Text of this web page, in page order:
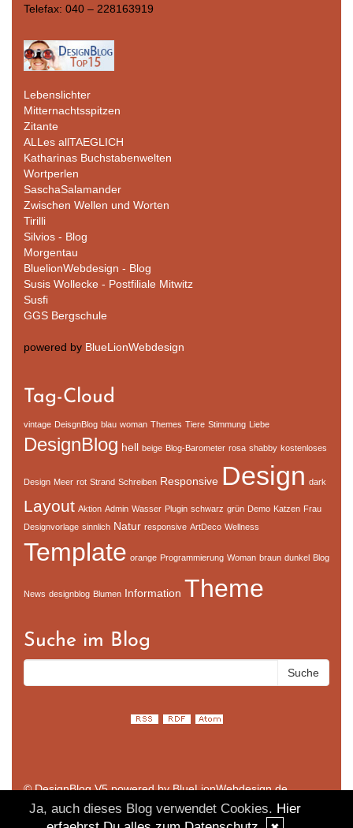
Telefax: 040 – 228163919
Lebenslichter
Mitternachtsspitzen
Zitante
ALLes allTAEGLICH
Katharinas Buchstabenwelten
Wortperlen
SaschaSalamander
Zwischen Wellen und Worten
Tirilli
Silvios - Blog
Morgentau
BluelionWebdesign - Blog
Susis Wollecke - Postfiliale Mitwitz
Susfi
GGS Bergschule
powered by BlueLionWebdesign
Tag-Cloud
vintage DeisgnBlog blau woman Themes Tiere Stimmung Liebe
DesignBlog hell beige Blog-Barometer rosa shabby kostenloses
Design Meer rot Strand Schreiben Responsive Design dark
Layout Aktion Admin Wasser Plugin schwarz grün Demo Katzen Frau
Designvorlage sinnlich Natur responsive ArtDeco Wellness
Template orange Programmierung Woman braun dunkel Blog
News designblog Blumen Information Theme
Suche im Blog
© DesignBlog V5 powered by BlueLionWebdesign.de
Ja, auch dieses Blog verwendet Cookies. Hier